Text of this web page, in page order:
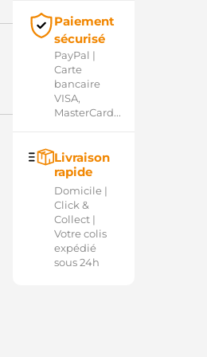
Paiement
sécurisé
PayPal |
Carte
bancaire
VISA,
MasterCard...
Livraison
rapide
Domicile |
Click &
Collect |
Votre colis
expédié
sous 24h